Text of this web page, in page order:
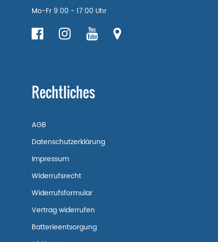
Mo-Fr 9:00 - 17:00 Uhr
Rechtliches
AGB
Datenschutzerklärung
Impressum
Widerrufsrecht
Widerrufsformular
Vertrag widerrufen
Batterieentsorgung